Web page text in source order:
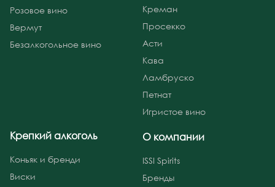
Розовое вино
Вермут
Безалкогольное вино
Креман
Просекко
Асти
Кава
Ламбруско
Петнат
Игристое вино
Крепкий алкоголь
Коньяк и бренди
Виски
О компании
ISSI Spirits
Бренды